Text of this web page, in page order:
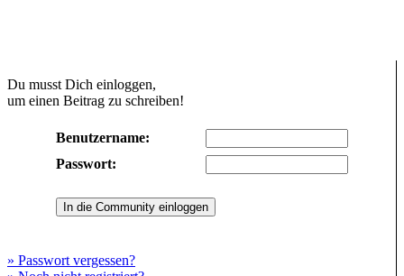
Du musst Dich einloggen,
um einen Beitrag zu schreiben!
Benutzername:
Passwort:
» Passwort vergessen?